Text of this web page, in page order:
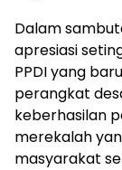
Dalam
apresiasi
PPDI yang
perangkat
keberhasilan
merekalah
masyarakat